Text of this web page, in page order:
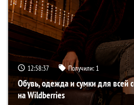
12:58:36 Получили: 1
Обувь, одежда и сумки для всей
на Wildberries